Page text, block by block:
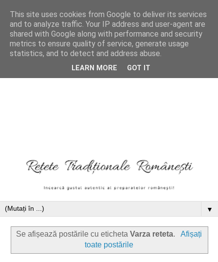
▼
Se afișează postările cu etichetaVarza reteta.
Afișați
toate postările
This site uses cookies from Google to deliver its services
and to analyze traffic. Your IP address and user-agent are
shared with Google along with performance and security
metrics to ensure quality of service, generate usage
statistics, and to detect and address abuse.
LEARN MORE GOT IT